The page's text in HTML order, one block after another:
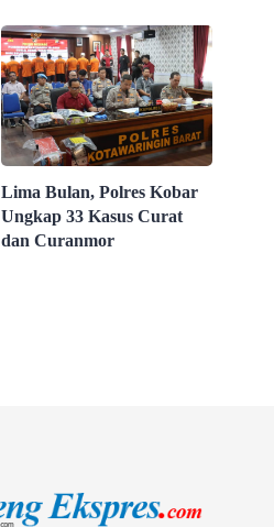
Lima Bulan, Polres Kobar
Ungkap 33 Kasus Curat
dan Curanmor